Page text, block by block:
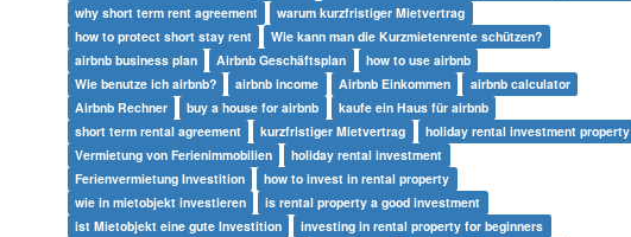
why short term rent agreement
warum kurzfristiger Mietvertrag
how to protect short stay rent
Wie kann man die Kurzmietenrente schützen?
airbnb business plan
Airbnb Geschäftsplan
how to use airbnb
Wie benutze ich airbnb?
airbnb income Airbnb Einkommen
airbnb calculator
Airbnb Rechner
buy a house for airbnb
kaufe ein Haus für airbnb
short term rental agreement
kurzfristiger Mietvertrag
holiday rental investment property
Vermietung von Ferienimmobilien
holiday rental investment
Ferienvermietung Investition
how to invest in rental property
wie in mietobjekt investieren
is rental property a good investment
ist Mietobjekt eine gute Investition
investing in rental property for beginners